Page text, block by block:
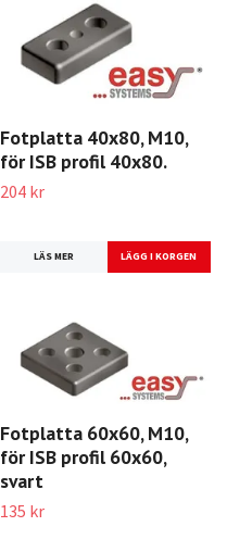
Fotplatta 40x80, M10,
för ISB profil 40x80.
204 kr
LÄS MER
Fotplatta 60x60, M10,
för ISB profil 60x60,
svart
135 kr